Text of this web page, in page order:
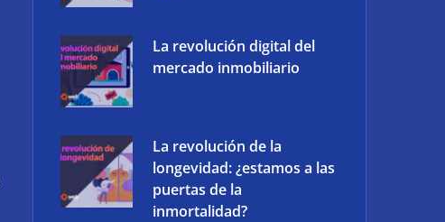
La revolución digital del
mercado inmobiliario
La revolución de la
longevidad: ¿estamos a las
puertas de la
inmortalidad?